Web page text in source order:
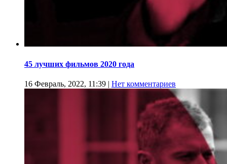
45 лучших фильмов 2020 года
16 Февраль, 2022, 11:39 | Нет комментариев